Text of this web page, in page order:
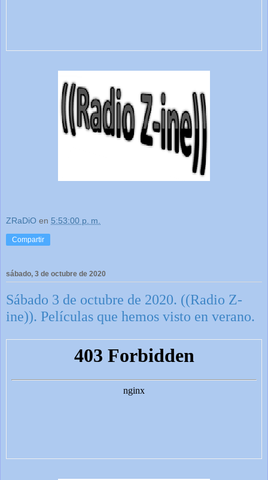
ZRaDiO en 5:53:00 p. m.
Compartir
sábado, 3 de octubre de 2020
Sábado 3 de octubre de 2020. ((Radio Z-
ine)). Películas que hemos visto en verano.